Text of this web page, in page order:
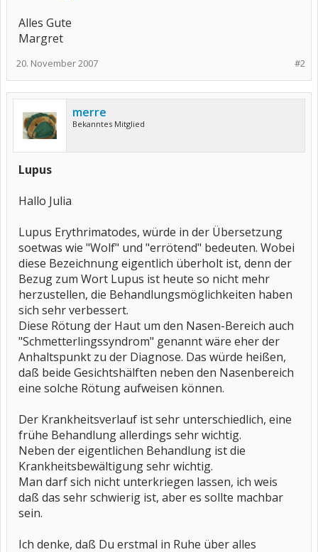
Alles Gute
Margret
#2
20. November 2007
merre
Bekanntes Mitglied
Lupus
Hallo Julia
Lupus Erythrimatodes, würde in der Übersetzung
soetwas wie "Wolf" und "errötend" bedeuten. Wobei
diese Bezeichnung eigentlich überholt ist, denn der
Bezug zum Wort Lupus ist heute so nicht mehr
herzustellen, die Behandlungsmöglichkeiten haben
sich sehr verbessert.
Diese Rötung der Haut um den Nasen-Bereich auch
"Schmetterlingssyndrom" genannt wäre eher der
Anhaltspunkt zu der Diagnose. Das würde heißen,
daß beide Gesichtshälften neben den Nasenbereich
eine solche Rötung aufweisen können.
Der Krankheitsverlauf ist sehr unterschiedlich, eine
frühe Behandlung allerdings sehr wichtig.
Neben der eigentlichen Behandlung ist die
Krankheitsbewältigung sehr wichtig.
Man darf sich nicht unterkriegen lassen, ich weis
daß das sehr schwierig ist, aber es sollte machbar
sein.
Ich denke, daß Du erstmal in Ruhe über alles